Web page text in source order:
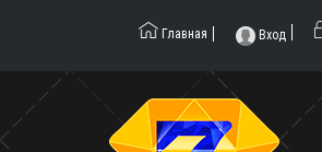
Главная Вход